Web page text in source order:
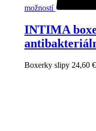
možností
INTIMA
Boxerky slipy 24,60 €